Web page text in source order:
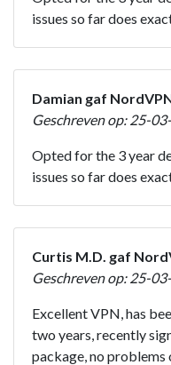
issues so far does
Damian gaf
Geschreven op: 25-
Opted for the 3 year
issues so far does
Curtis M.D. gaf
Geschreven op: 25-
Excellent VPN, has
two years, recently
package, no problems